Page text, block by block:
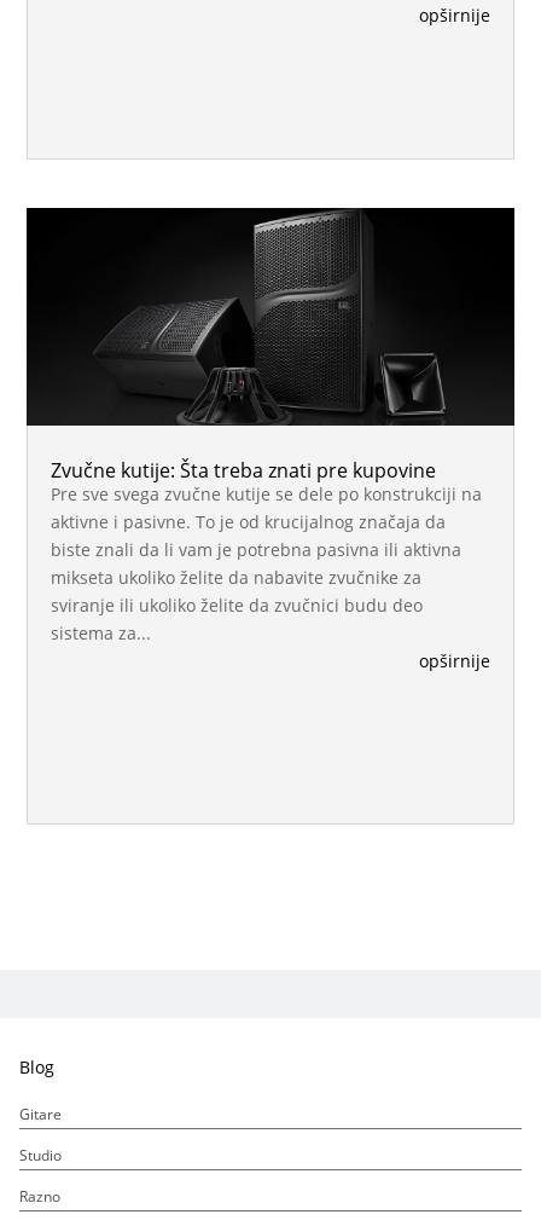
opširnije
Zvučne kutije: Šta treba znati pre kupovine
Pre sve svega zvučne kutije se dele po konstrukciji na
aktivne i pasivne. To je od krucijalnog značaja da
biste znali da li vam je potrebna pasivna ili aktivna
mikseta ukoliko želite da nabavite zvučnike za
sviranje ili ukoliko želite da zvučnici budu deo
sistema za...
opširnije
Blog
Gitare
Studio
Razno